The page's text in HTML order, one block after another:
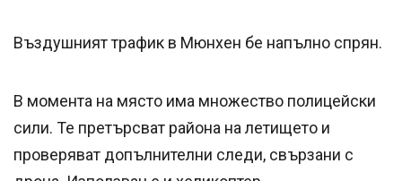
Въздушният трафик в Мюнхен бе напълно спрян.
В момента на място има множество полицейски
сили. Те претърсват района на летището и
проверяват допълнителни следи, свързани с